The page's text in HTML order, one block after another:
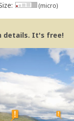
(micro)
details. It's free!